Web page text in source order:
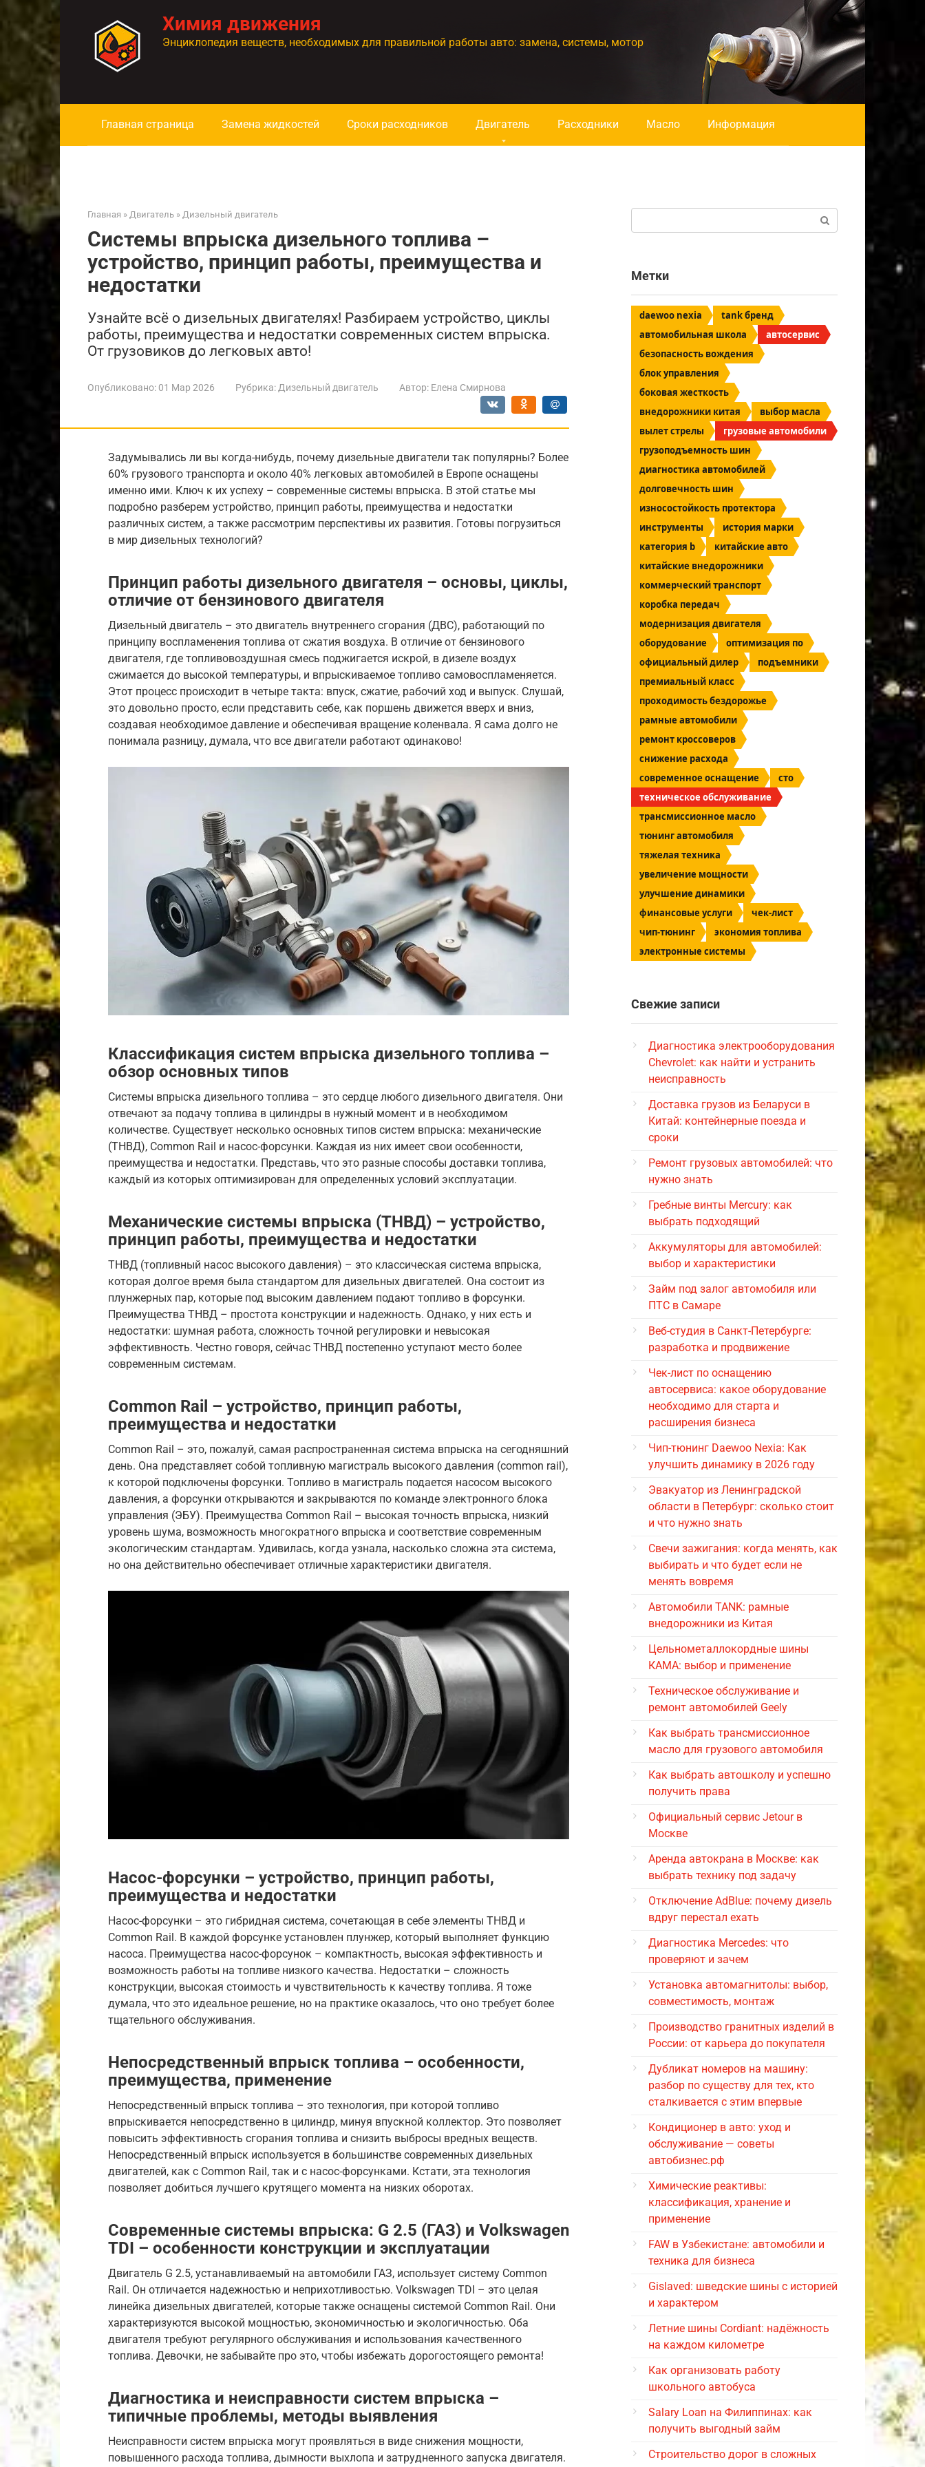
контенту
Химия движения
Энциклопедия веществ, необходимых для правильной работы авто: замена, системы, мотор
Главная страница Замена жидкостей Сроки расходников Двигатель Расходники Масло Информация
Главная » Двигатель » Дизельный двигатель
Системы впрыска дизельного топлива –
устройство, принцип работы, преимущества и
недостатки
Узнайте всё о дизельных двигателях! Разбираем устройство, циклы
работы, преимущества и недостатки современных систем впрыска.
От грузовиков до легковых авто!
Опубликовано: 01 Мар 2026 Рубрика: Дизельный двигатель Автор: Елена Смирнова
Задумывались ли вы когда-нибудь, почему дизельные двигатели так популярны? Более
60% грузового транспорта и около 40% легковых автомобилей в Европе оснащены
именно ими. Ключ к их успеху – современные системы впрыска. В этой статье мы
подробно разберем устройство, принцип работы, преимущества и недостатки
различных систем, а также рассмотрим перспективы их развития. Готовы погрузиться
в мир дизельных технологий?
Принцип работы дизельного двигателя – основы, циклы,
отличие от бензинового двигателя
Дизельный двигатель – это двигатель внутреннего сгорания (ДВС), работающий по
принципу воспламенения топлива от сжатия воздуха. В отличие от бензинового
двигателя, где топливовоздушная смесь поджигается искрой, в дизеле воздух
сжимается до высокой температуры, и впрыскиваемое топливо самовоспламеняется.
Этот процесс происходит в четыре такта: впуск, сжатие, рабочий ход и выпуск. Слушай,
это довольно просто, если представить себе, как поршень движется вверх и вниз,
создавая необходимое давление и обеспечивая вращение коленвала. Я сама долго не
понимала разницу, думала, что все двигатели работают одинаково!
Классификация систем впрыска дизельного топлива –
обзор основных типов
Системы впрыска дизельного топлива – это сердце любого дизельного двигателя. Они
отвечают за подачу топлива в цилиндры в нужный момент и в необходимом
количестве. Существует несколько основных типов систем впрыска: механические
(ТНВД), Common Rail и насос-форсунки. Каждая из них имеет свои особенности,
преимущества и недостатки. Представь, что это разные способы доставки топлива,
каждый из которых оптимизирован для определенных условий эксплуатации.
Механические системы впрыска (ТНВД) – устройство,
принцип работы, преимущества и недостатки
ТНВД (топливный насос высокого давления) – это классическая система впрыска,
которая долгое время была стандартом для дизельных двигателей. Она состоит из
плунжерных пар, которые под высоким давлением подают топливо в форсунки.
Преимущества ТНВД – простота конструкции и надежность. Однако, у них есть и
недостатки: шумная работа, сложность точной регулировки и невысокая
эффективность. Честно говоря, сейчас ТНВД постепенно уступают место более
современным системам.
Common Rail – устройство, принцип работы,
преимущества и недостатки
Common Rail – это, пожалуй, самая распространенная система впрыска на сегодняшний
день. Она представляет собой топливную магистраль высокого давления (common rail),
к которой подключены форсунки. Топливо в магистраль подается насосом высокого
давления, а форсунки открываются и закрываются по команде электронного блока
управления (ЭБУ). Преимущества Common Rail – высокая точность впрыска, низкий
уровень шума, возможность многократного впрыска и соответствие современным
экологическим стандартам. Удивилась, когда узнала, насколько сложна эта система,
но она действительно обеспечивает отличные характеристики двигателя.
Насос-форсунки – устройство, принцип работы,
преимущества и недостатки
Насос-форсунки – это гибридная система, сочетающая в себе элементы ТНВД и
Common Rail. В каждой форсунке установлен плунжер, который выполняет функцию
насоса. Преимущества насос-форсунок – компактность, высокая эффективность и
возможность работы на топливе низкого качества. Недостатки – сложность
конструкции, высокая стоимость и чувствительность к качеству топлива. Я тоже
думала, что это идеальное решение, но на практике оказалось, что оно требует более
тщательного обслуживания.
Непосредственный впрыск топлива – особенности,
преимущества, применение
Непосредственный впрыск топлива – это технология, при которой топливо
впрыскивается непосредственно в цилиндр, минуя впускной коллектор. Это позволяет
повысить эффективность сгорания топлива и снизить выбросы вредных веществ.
Непосредственный впрыск используется в большинстве современных дизельных
двигателей, как с Common Rail, так и с насос-форсунками. Кстати, эта технология
позволяет добиться лучшего крутящего момента на низких оборотах.
Современные системы впрыска: G 2.5 (ГАЗ) и Volkswagen
TDI – особенности конструкции и эксплуатации
Двигатель G 2.5, устанавливаемый на автомобили ГАЗ, использует систему Common
Rail. Он отличается надежностью и неприхотливостью. Volkswagen TDI – это целая
линейка дизельных двигателей, которые также оснащены системой Common Rail. Они
характеризуются высокой мощностью, экономичностью и экологичностью. Оба
двигателя требуют регулярного обслуживания и использования качественного
топлива. Девочки, не забывайте про это, чтобы избежать дорогостоящего ремонта!
Диагностика и неисправности систем впрыска –
типичные проблемы, методы выявления
Неисправности систем впрыска могут проявляться в виде снижения мощности,
повышенного расхода топлива, дымности выхлопа и затрудненного запуска двигателя.
Метки
daewoo nexia
tank бренд
автомобильная школа
автосервис
безопасность вождения
блок управления
боковая жесткость
внедорожники китая
выбор масла
вылет стрелы
грузовые автомобили
грузоподъемность шин
диагностика автомобилей
долговечность шин
износостойкость протектора
инструменты
история марки
категория b
китайские авто
китайские внедорожники
коммерческий транспорт
коробка передач
модернизация двигателя
оборудование
оптимизация по
официальный дилер
подъемники
премиальный класс
проходимость бездорожье
рамные автомобили
ремонт кроссоверов
снижение расхода
современное оснащение
сто
техническое обслуживание
трансмиссионное масло
тюнинг автомобиля
тяжелая техника
увеличение мощности
улучшение динамики
финансовые услуги
чек-лист
чип-тюнинг
экономия топлива
электронные системы
Свежие записи
Диагностика электрооборудования
Chevrolet: как найти и устранить
неисправность
Доставка грузов из Беларуси в
Китай: контейнерные поезда и
сроки
Ремонт грузовых автомобилей: что
нужно знать
Гребные винты Mercury: как
выбрать подходящий
Аккумуляторы для автомобилей:
выбор и характеристики
Займ под залог автомобиля или
ПТС в Самаре
Веб-студия в Санкт-Петербурге:
разработка и продвижение
Чек-лист по оснащению
автосервиса: какое оборудование
необходимо для старта и
расширения бизнеса
Чип-тюнинг Daewoo Nexia: Как
улучшить динамику в 2026 году
Эвакуатор из Ленинградской
области в Петербург: сколько стоит
и что нужно знать
Свечи зажигания: когда менять, как
выбирать и что будет если не
менять вовремя
Автомобили TANK: рамные
внедорожники из Китая
Цельнометаллокордные шины
КАМА: выбор и применение
Техническое обслуживание и
ремонт автомобилей Geely
Как выбрать трансмиссионное
масло для грузового автомобиля
Как выбрать автошколу и успешно
получить права
Официальный сервис Jetour в
Москве
Аренда автокрана в Москве: как
выбрать технику под задачу
Отключение AdBlue: почему дизель
вдруг перестал ехать
Диагностика Mercedes: что
проверяют и зачем
Установка автомагнитолы: выбор,
совместимость, монтаж
Производство гранитных изделий в
России: от карьера до покупателя
Дубликат номеров на машину:
разбор по существу для тех, кто
сталкивается с этим впервые
Кондиционер в авто: уход и
обслуживание — советы
автобизнес.рф
Химические реактивы:
классификация, хранение и
применение
FAW в Узбекистане: автомобили и
техника для бизнеса
Gislaved: шведские шины с историей
и характером
Летние шины Cordiant: надёжность
на каждом километре
Как организовать работу
школьного автобуса
Salary Loan на Филиппинах: как
получить выгодный займ
Строительство дорог в сложных